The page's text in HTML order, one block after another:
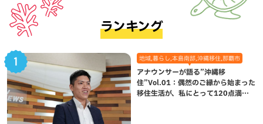
ランキング
地域,暮らし,本島南部,沖縄移住,那覇市
アナウンサーが語る”沖縄移
住”Vol.01：偶然のご縁から始まった
移住生活が、私にとって120点満点